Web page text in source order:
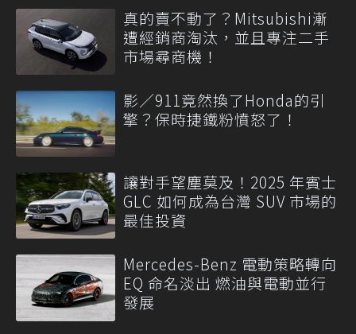
真的賣不動了？Mitsubishi漸
遭經銷商淘汰，並且專注二手
市場尋商機！
影／911竟然換了Honda的引
擎？保時捷鐵粉憤怒了！
讓對手望塵莫及！2025 年賓士
GLC 如何成為台灣 SUV 市場的
最佳投資
Mercedes-Benz 電動策略轉向
EQ 命名淡出 燃油與電動並行
發展